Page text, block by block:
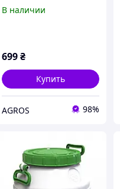
В наличии
699 ₴
Купить
AGROS 98%